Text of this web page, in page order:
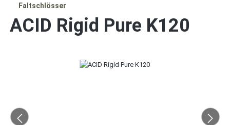
Faltschlösser
ACID Rigid Pure K120